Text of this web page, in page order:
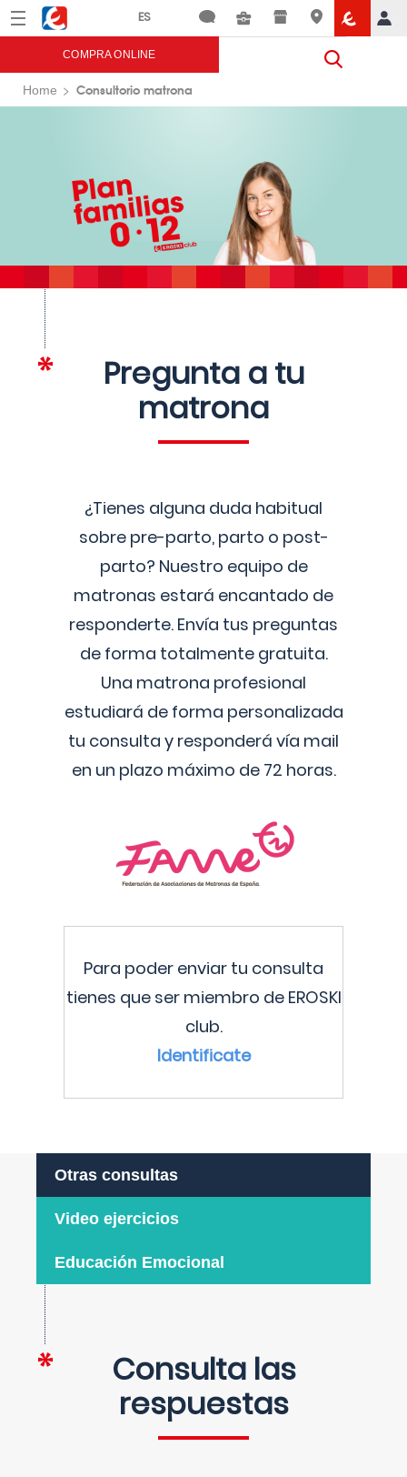
Menú Eroski
COMPRA ONLINE
Home Consultorio matrona
Pregunta a tu
matrona
¿Tienes alguna duda habitual
sobre pre-parto, parto o post-
parto? Nuestro equipo de
matronas estará encantado de
responderte. Envía tus preguntas
de forma totalmente gratuita.
Una matrona profesional
estudiará de forma personalizada
tu consulta y responderá vía mail
en un plazo máximo de 72 horas.
Para poder enviar tu consulta
tienes que ser miembro de EROSKI
club.
Identificate
Otras consultas
Video ejercicios
Educación Emocional
Consulta las
respuestas